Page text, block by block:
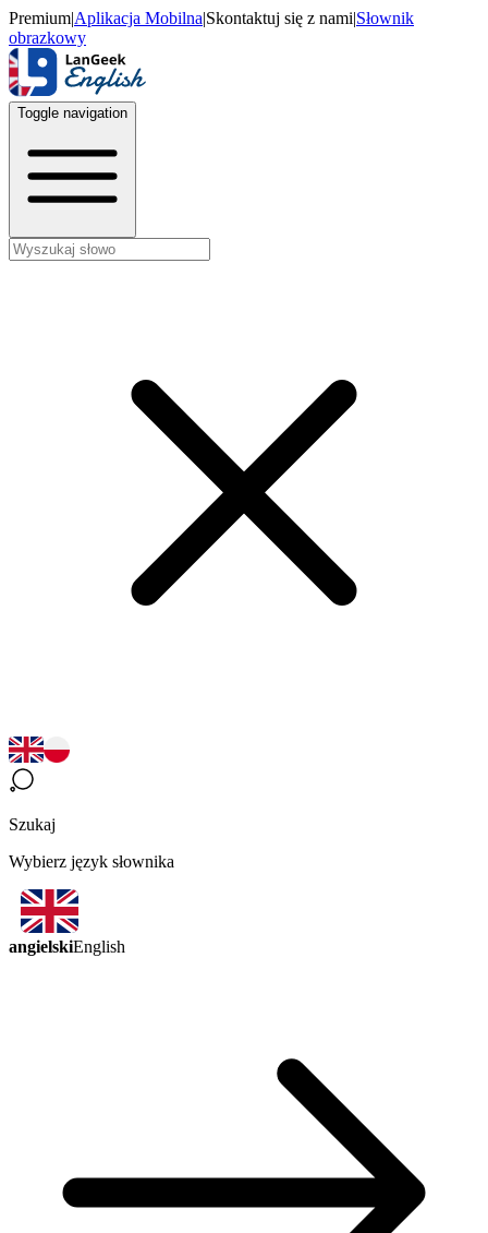
Premium|Aplikacja Mobilna|Skontaktuj się z nami|Słownik
obrazkowy
Toggle navigation
Szukaj
Wybierz język słownika
angielskiEnglish